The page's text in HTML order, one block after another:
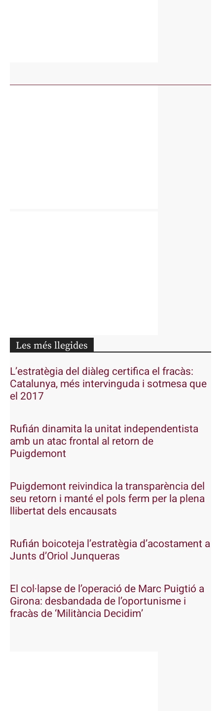
Les més llegides
L’estratègia del diàleg certifica el fracàs:
Catalunya, més intervinguda i sotmesa que
el 2017
Rufián dinamita la unitat independentista
amb un atac frontal al retorn de
Puigdemont
Puigdemont reivindica la transparència del
seu retorn i manté el pols ferm per la plena
llibertat dels encausats
Rufián boicoteja l’estratègia d’acostament a
Junts d’Oriol Junqueras
El col·lapse de l’operació de Marc Puigtió a
Girona: desbandada de l’oportunisme i
fracàs de ‘Militància Decidim’